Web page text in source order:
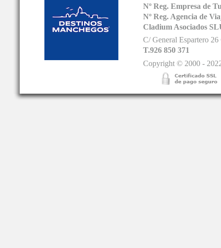
Nº Reg. Empresa de
Nº Reg. Agencia de
Cladium Asociados
C/ General Espartero
T.926 850 371
Copyright © 2000 -